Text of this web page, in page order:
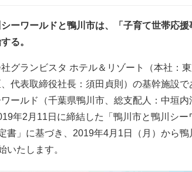
ーワールドと鴨川市は、「子育て世帯応援
る。
グランビスタ ホテル＆リゾート（本社：
代表取締役社長：須田貞則）の基幹施設で
ールド（千葉県鴨川市、総支配人：中垣内
年2月11日に締結した「鴨川市と鴨川シー
書」に基づき、2019年4月1日（月）から鴨
いたします。